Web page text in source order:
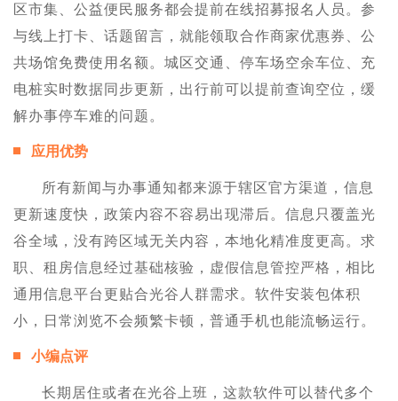
区市集、公益便民服务都会提前在线招募报名人员。参
与线上打卡、话题留言，就能领取合作商家优惠券、公
共场馆免费使用名额。城区交通、停车场空余车位、充
电桩实时数据同步更新，出行前可以提前查询空位，缓
解办事停车难的问题。
应用优势
所有新闻与办事通知都来源于辖区官方渠道，信息
更新速度快，政策内容不容易出现滞后。信息只覆盖光
谷全域，没有跨区域无关内容，本地化精准度更高。求
职、租房信息经过基础核验，虚假信息管控严格，相比
通用信息平台更贴合光谷人群需求。软件安装包体积
小，日常浏览不会频繁卡顿，普通手机也能流畅运行。
小编点评
长期居住或者在光谷上班，这款软件可以替代多个